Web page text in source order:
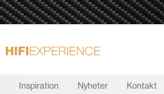
Inspiration Nyheter Kontakt